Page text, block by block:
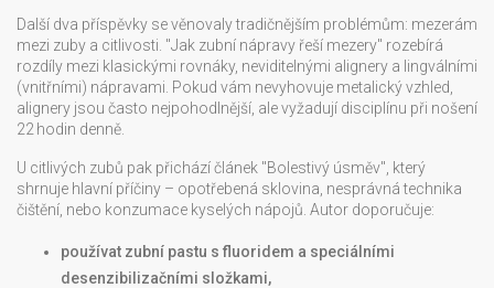
Další dva příspěvky se věnovaly tradičnějším problémům: mezerám
mezi zuby a citlivosti. "Jak zubní nápravy řeší mezery" rozebírá
rozdíly mezi klasickými rovnáky, neviditelnými alignery a lingválními
(vnitřními) nápravami. Pokud vám nevyhovuje metalický vzhled,
alignery jsou často nejpohodlnější, ale vyžadují disciplínu při nošení
22 hodin denně.
U citlivých zubů pak přichází článek "Bolestivý úsměv", který
shrnuje hlavní příčiny – opotřebená sklovina, nesprávná technika
čištění, nebo konzumace kyselých nápojů. Autor doporučuje:
používat zubní pastu s fluoridem a speciálními
desenzibilizačními složkami,